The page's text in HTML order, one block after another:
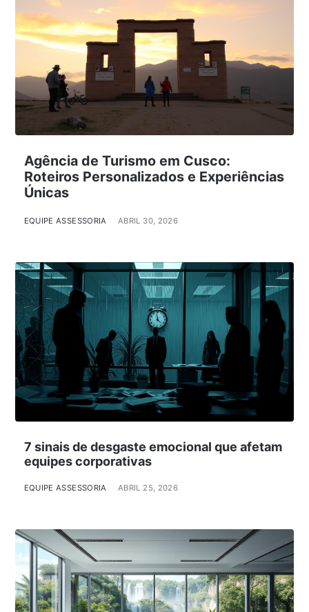
Agência de Turismo em Cusco:
Roteiros Personalizados e Experiências
Únicas
EQUIPE ASSESSORIA ABRIL 30, 2026
7 sinais de desgaste emocional que afetam
equipes corporativas
EQUIPE ASSESSORIA ABRIL 25, 2026